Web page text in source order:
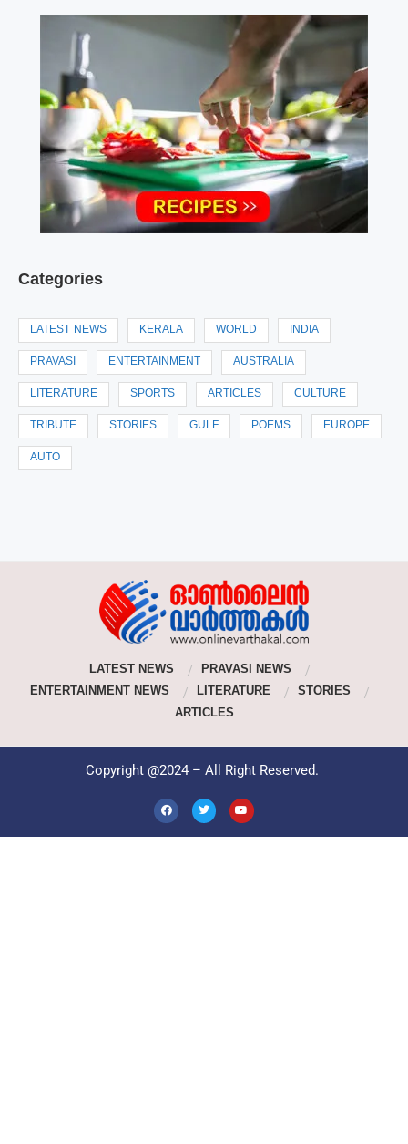
Categories
LATEST NEWS KERALA WORLD INDIA
PRAVASI ENTERTAINMENT AUSTRALIA
LITERATURE SPORTS ARTICLES CULTURE
TRIBUTE STORIES GULF POEMS EUROPE
AUTO
LATEST NEWS
PRAVASI NEWS
ENTERTAINMENT NEWS
LITERATURE
STORIES
ARTICLES
Copyright @2024 – All Right Reserved.